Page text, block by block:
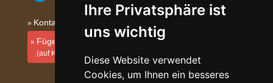
Ihre Privatsphäre ist
uns wichtig
Diese Website verwendet
Cookies, um Ihnen ein besseres
Kontakt
Fügen Sie Ihre Unterkunft hinzu
(auf Kroatisch)